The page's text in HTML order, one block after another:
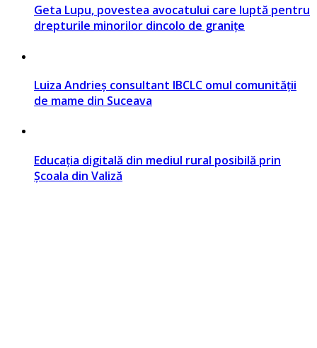
Geta Lupu, povestea avocatului care luptă pentru
drepturile minorilor dincolo de granițe
Luiza Andrieș consultant IBCLC omul comunității
de mame din Suceava
Educația digitală din mediul rural posibilă prin
Școala din Valiză